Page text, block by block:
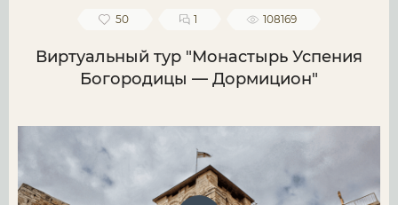
50 1 108169
Виртуальный тур "Монастырь Успения
Богородицы — Дормицион"